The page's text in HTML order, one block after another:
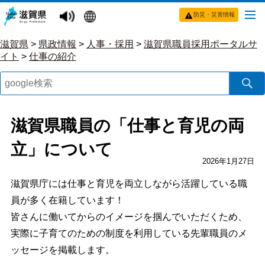
防災・災害情報
滋賀県 > 県政情報 > 人事・採用 > 滋賀県職員採用ポータルサ
イト > 仕事の紹介
滋賀県職員の「仕事と育児の両
立」について
2026年1月27日
滋賀県庁には仕事と育児を両立しながら活躍している職
員が多く在籍しています！
皆さんに働いてからのイメージを掴んでいただくため、
実際に子育てのための制度を利用している先輩職員のメ
ッセージを掲載します。